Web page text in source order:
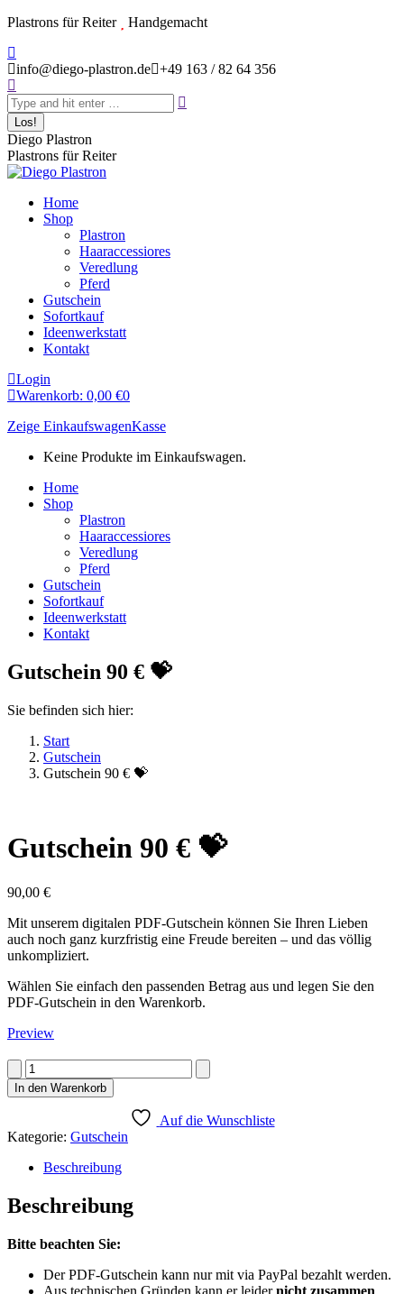
Zum
springen
Plastrons für Reiter
Handgemacht
page
in
new
window
info@diego-plastron.de +49 163 / 82 64 356
Search:
Diego Plastron
Plastrons für Reiter
Home
Shop
Plastron
Haaraccessiores
Veredlung
Pferd
Gutschein
Sofortkauf
Ideenwerkstatt
Kontakt
Login
Warenkorb: 0,00 €0
Zeige EinkaufswagenKasse
Keine Produkte im Einkaufswagen.
Home
Shop
Plastron
Haaraccessiores
Veredlung
Pferd
Gutschein
Sofortkauf
Ideenwerkstatt
Kontakt
Gutschein 90 € 💝
Sie befinden sich hier:
Start
Gutschein
Gutschein 90 € 💝
Gutschein 90 € 💝
90,00 €
Mit unserem digitalen PDF-Gutschein können Sie Ihren Lieben
auch noch ganz kurzfristig eine Freude bereiten – und das völlig
unkompliziert.
Wählen Sie einfach den passenden Betrag aus und legen Sie den
PDF-Gutschein in den Warenkorb.
Preview
Gutschein
90
€
Menge
In den Warenkorb
Auf die Wunschliste
Kategorie: Gutschein
Beschreibung
Beschreibung
Bitte beachten Sie:
Der PDF-Gutschein kann nur mit via PayPal bezahlt werden.
Aus technischen Gründen kann er leidernicht zusammen